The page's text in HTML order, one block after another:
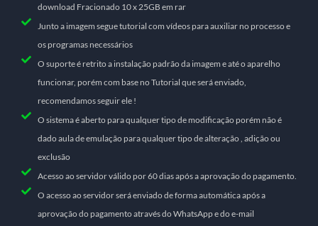
download Fracionado 10 x 25GB em rar
Junto a imagem segue tutorial com vídeos para auxiliar no processo e
os programas necessários
O suporte é retrito a instalação padrão da imagem e até o aparelho
funcionar, porém com base no Tutorial que será enviado,
recomendamos seguir ele !
O sistema é aberto para qualquer tipo de modificação porém não é
dado aula de emulação para qualquer tipo de alteração , adição ou
exclusão
Acesso ao servidor válido por 60 dias após a aprovação do pagamento.
O acesso ao servidor será enviado de forma automática após a
aprovação do pagamento através do WhatsApp e do e-mail